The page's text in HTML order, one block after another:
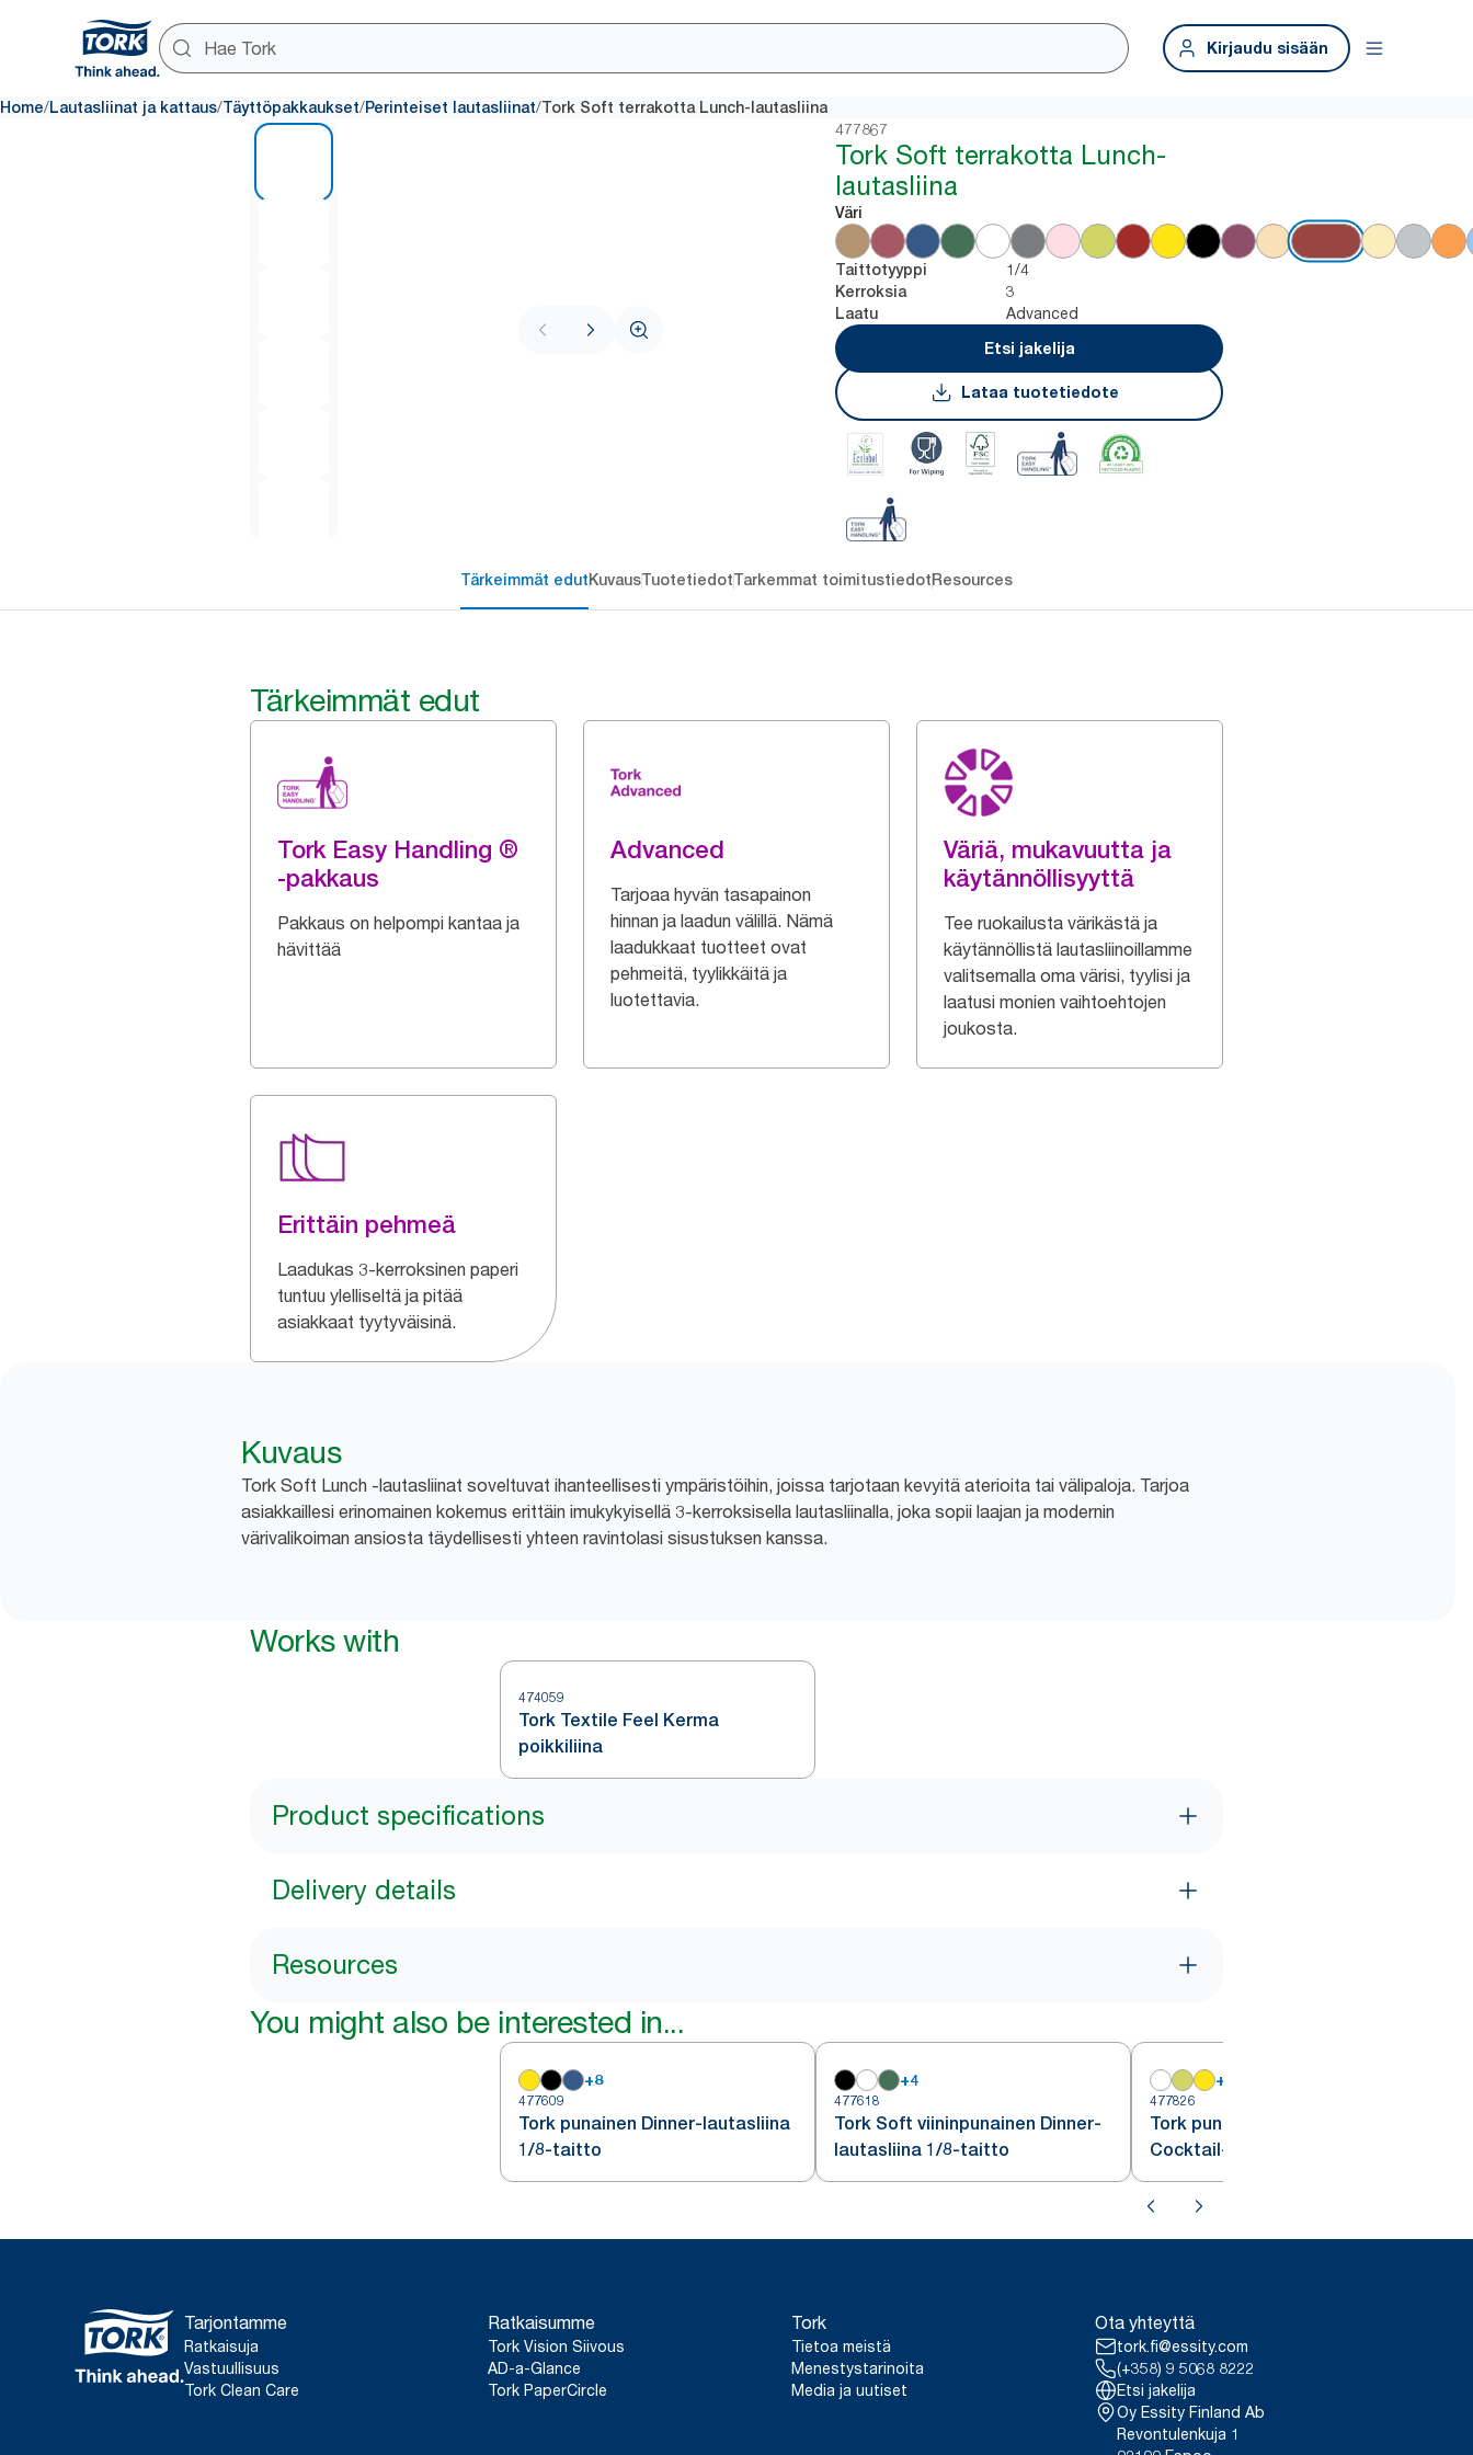
Kirjaudu sisään
Home/Lautasliinat ja kattaus/Täyttöpakkaukset/Perinteiset lautasliinat/Tork Soft terrakotta Lunch-lautasliina
477867
Tork Soft terrakotta Lunch-
lautasliina
Väri
Taittotyyppi 1/4
Kerroksia 3
Laatu
Advanced
Etsi jakelija
Lataa tuotetiedote
Tärkeimmät edutKuvausTuotetiedotTarkemmat toimitustiedotResources
Tärkeimmät edut
Tork Easy Handling ®
-pakkaus
Pakkaus on helpompi kantaa ja
hävittää
Advanced
Tarjoaa hyvän tasapainon
hinnan ja laadun välillä. Nämä
laadukkaat tuotteet ovat
pehmeitä, tyylikkäitä ja
luotettavia.
Väriä, mukavuutta ja
käytännöllisyyttä
Tee ruokailusta värikästä ja
käytännöllistä lautasliinoillamme
valitsemalla oma värisi, tyylisi ja
laatusi monien vaihtoehtojen
joukosta.
Erittäin pehmeä
Laadukas 3-kerroksinen paperi
tuntuu ylelliseltä ja pitää
asiakkaat tyytyväisinä.
Kuvaus
Tork Soft Lunch -lautasliinat soveltuvat ihanteellisesti ympäristöihin, joissa tarjotaan kevyitä aterioita tai välipaloja. Tarjoa
asiakkaillesi erinomainen kokemus erittäin imukykyisellä 3-kerroksisella lautasliinalla, joka sopii laajan ja modernin
värivalikoiman ansiosta täydellisesti yhteen ravintolasi sisustuksen kanssa.
Works with
474059
Tork Textile Feel Kerma
poikkiliina
Product specifications
Delivery details
Resources
You might also be interested in...
+8
477609
Tork punainen Dinner-lautasliina
1/8-taitto
+4
477618
Tork Soft viininpunainen Dinner-
lautasliina 1/8-taitto
+
477826
Tork punainen
Cocktail-/kahviliina
Tarjontamme
Ratkaisuja
Vastuullisuus
Tork Clean Care
Ratkaisumme
Tork Vision Siivous
AD-a-Glance
Tork PaperCircle
Tork
Tietoa meistä
Menestystarinoita
Media ja uutiset
Ota yhteyttä
tork.fi@essity.com
(+358) 9 5068 8222
Etsi jakelija
Oy Essity Finland Ab
Revontulenkuja 1